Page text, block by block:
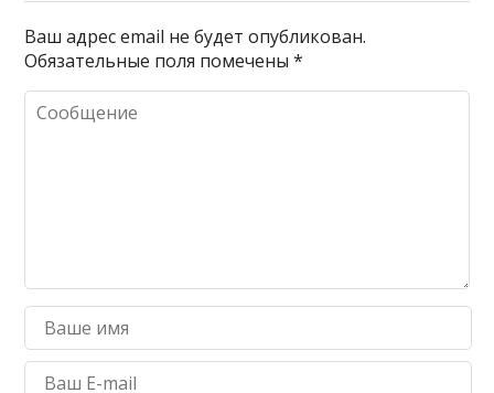
Ваш адрес email не будет опубликован.
Обязательные поля помечены*